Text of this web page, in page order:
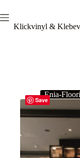
Inhalt
springenKlickvinyl &
Save
Enia-